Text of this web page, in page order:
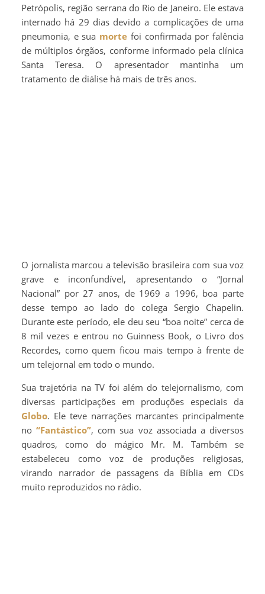
Petrópolis, região serrana do Rio de Janeiro. Ele estava
internado há 29 dias devido a complicações de uma
pneumonia, e sua morte foi confirmada por falência
de múltiplos órgãos, conforme informado pela clínica
Santa Teresa. O apresentador mantinha um
tratamento de diálise há mais de três anos.
O jornalista marcou a televisão brasileira com sua voz
grave e inconfundível, apresentando o “Jornal
Nacional” por 27 anos, de 1969 a 1996, boa parte
desse tempo ao lado do colega Sergio Chapelin.
Durante este período, ele deu seu “boa noite” cerca de
8 mil vezes e entrou no Guinness Book, o Livro dos
Recordes, como quem ficou mais tempo à frente de
um telejornal em todo o mundo.
Sua trajetória na TV foi além do telejornalismo, com
diversas participações em produções especiais da
Globo. Ele teve narrações marcantes principalmente
no“Fantástico”, com sua voz associada a diversos
quadros, como do mágico Mr. M. Também se
estabeleceu como voz de produções religiosas,
virando narrador de passagens da Bíblia em CDs
muito reproduzidos no rádio.